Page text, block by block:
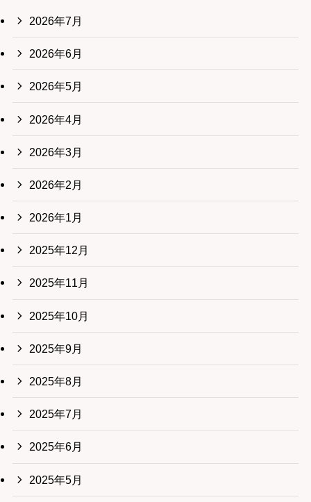
2026年7月
2026年6月
2026年5月
2026年4月
2026年3月
2026年2月
2026年1月
2025年12月
2025年11月
2025年10月
2025年9月
2025年8月
2025年7月
2025年6月
2025年5月